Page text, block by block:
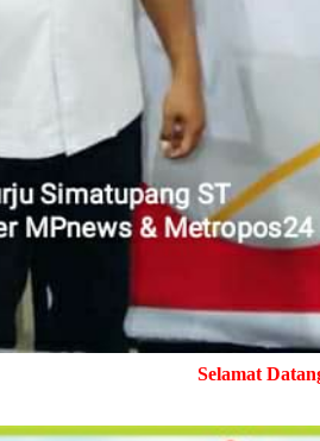
Selamat Datang di